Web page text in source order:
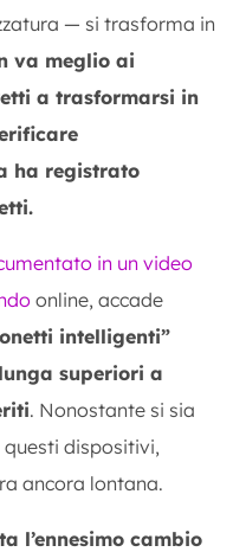
— si trasforma in
va meglio ai
a trasformarsi in
ha registrato
in un video
online, accade
intelligenti”
superiori a
. Nonostante si sia
dispositivi,
ancora lontana.
l’ennesimo cambio